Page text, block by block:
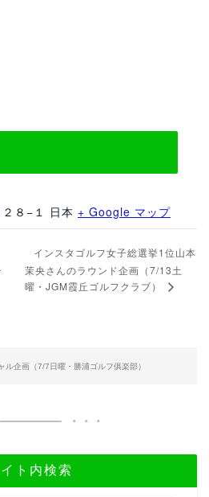
８−１
日本 + Google マップ
インスタゴルフ女子総選挙1位山本
茉央さんのラウンド企画（7/13土
曜・JGM霞丘ゴルフクラブ）
ル企画（7/7日曜・勝浦ゴルフ俱楽部）
ト内検索